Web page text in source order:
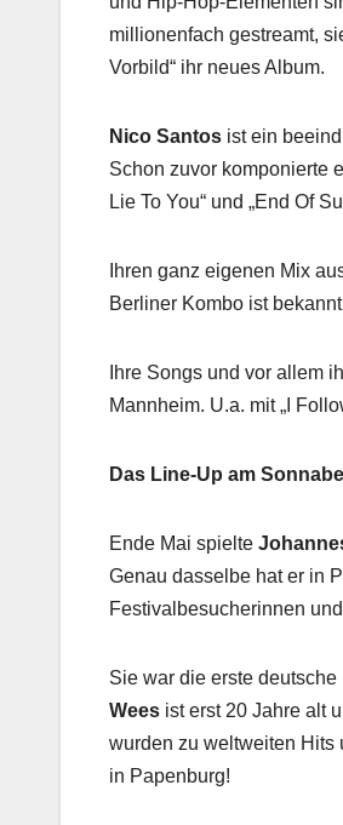
millionenfach gestreamt,
Vorbild“ ihr neues Album.
Nico Santos ist ein
Schon zuvor komponierte
Lie To You“ und „End Of
Ihren ganz eigenen Mix
Berliner Kombo ist
Ihre Songs und vor allem
Mannheim. U.a. mit „I
Das Line-Up am
Ende Mai spielte
Genau dasselbe hat er in
Festivalbesucherinnen
Sie war die erste
Wees ist erst 20 Jahre alt
wurden zu weltweiten Hits
in Papenburg!